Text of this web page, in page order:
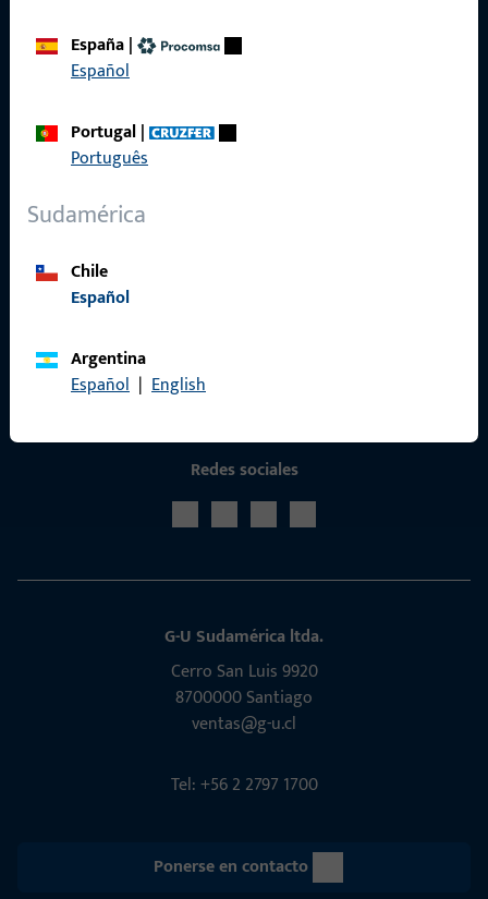
España|
Español
Portugal|
Português
Sudamérica
Chile
Español
Argentina
Español | English
Referencias
Redes sociales
G-U Sudamérica ltda.
Cerro San Luis 9920
8700000 Santiago
ventas@g-u.cl
Tel: +56 2 2797 1700
Ponerse en contacto